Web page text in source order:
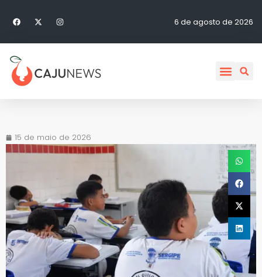
6 de agosto de 2026
15 de maio de 2026